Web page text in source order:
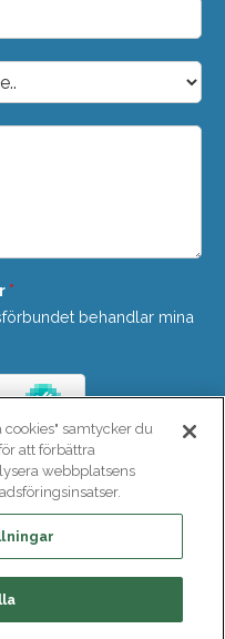
*
behandlar mina
SKICKA
cookies" samtycker du
att förbättra
webbplatsens